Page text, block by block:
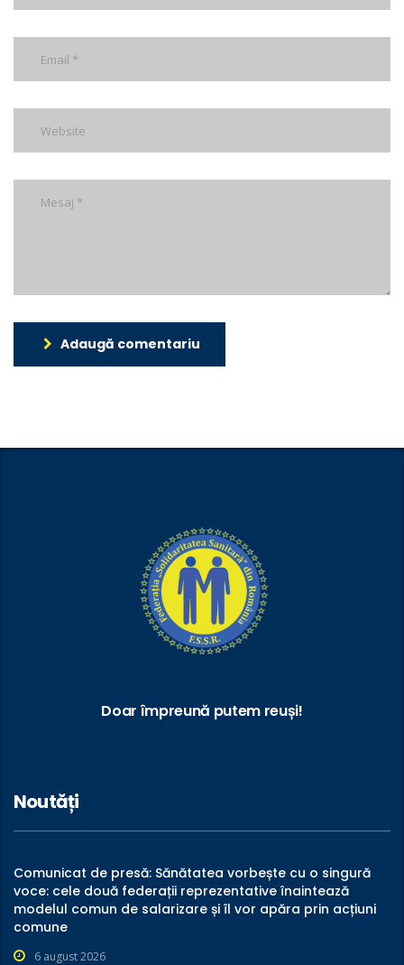
Adaugă comentariu
Doar împreună putem reuși!
Noutăți
Comunicat de presă: Sănătatea vorbește cu o singură
voce: cele două federații reprezentative înaintează
modelul comun de salarizare și îl vor apăra prin acțiuni
comune
6 august 2026